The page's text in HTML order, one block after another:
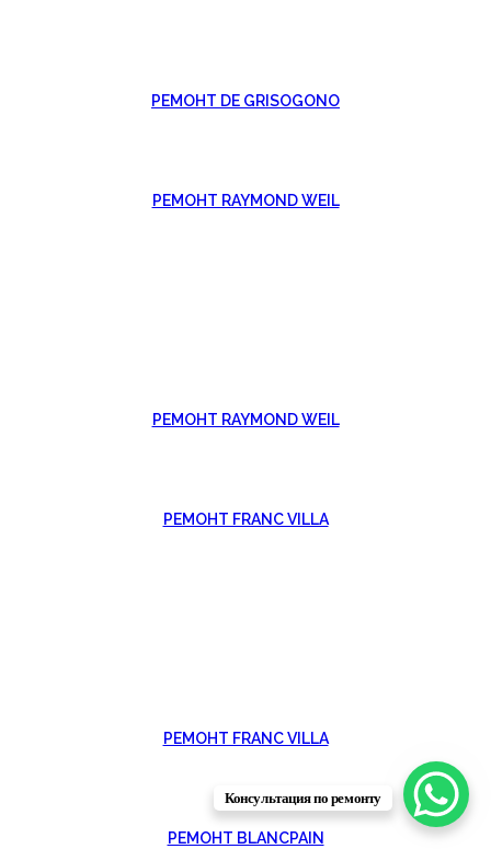
РЕМОНТ DE GRISOGONO
РЕМОНТ RAYMOND WEIL
РЕМОНТ RAYMOND WEIL
РЕМОНТ FRANC VILLA
РЕМОНТ FRANC VILLA
РЕМОНТ BLANCPAIN
Консультация по ремонту